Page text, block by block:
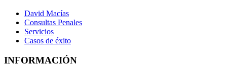
David Macías
Consultas Penales
Servicios
Casos de éxito
INFORMACIÓN